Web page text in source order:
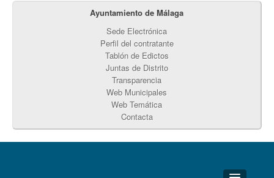
Ayuntamiento de Málaga
Sede Electrónica
Perfil del contratante
Tablón de Edictos
Juntas de Distrito
Transparencia
Web Municipales
Web Temática
Contacta